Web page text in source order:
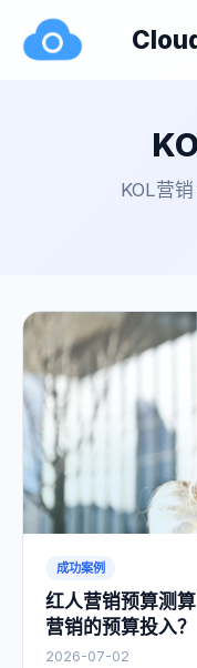
KOL营
成功案例
红人营销预算测
营销的预算投入？
2026-07-02